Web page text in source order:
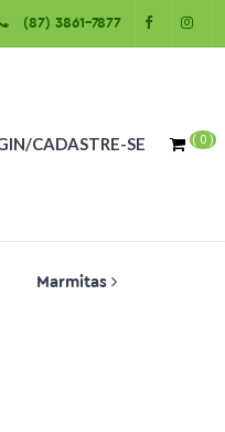
(87) 3861-7877
CADASTRE-SE ( 0 )
Marmitas